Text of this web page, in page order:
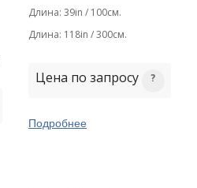
Длина: 39in / 100см.
Длина: 118in / 300см.
Цена по запросу
Подробнее